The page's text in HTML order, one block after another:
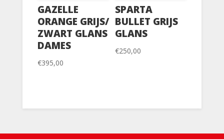
GAZELLE
ORANGE GRIJS/
ZWART GLANS
DAMES
€395,00
SPARTA
BULLET GRIJS
GLANS
€250,00